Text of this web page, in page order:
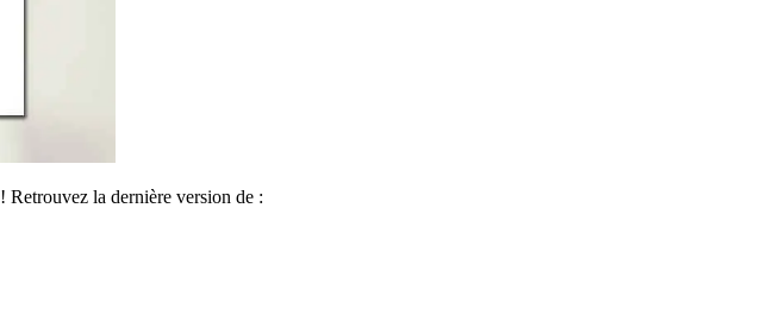
! Retrouvez la dernière version de :